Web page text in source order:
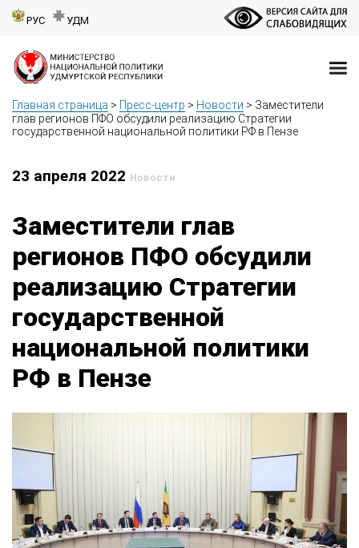
РУС УДМ
Главная страница > Пресс-центр > Новости > Заместители
глав регионов ПФО обсудили реализацию Стратегии
государственной национальной политики РФ в Пензе
23 апреля 2022 Новости
Заместители глав
регионов ПФО обсудили
реализацию Стратегии
государственной
национальной политики
РФ в Пензе